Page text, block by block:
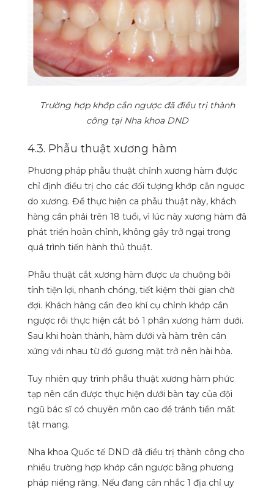
Trường hợp khớp cắn ngược đã điều trị thành
công tại Nha khoa DND
4.3. Phẫu thuật xương hàm
Phương pháp phẫu thuật chỉnh xương hàm được
chỉ định điều trị cho các đối tượng khớp cắn ngược
do xương. Để thực hiện ca phẫu thuật này, khách
hàng cần phải trên 18 tuổi, vì lúc này xương hàm đã
phát triển hoàn chỉnh, không gây trở ngại trong
quá trình tiến hành thủ thuật.
Phẫu thuật cắt xương hàm được ưa chuộng bởi
tính tiện lợi, nhanh chóng, tiết kiệm thời gian chờ
đợi. Khách hàng cần đeo khí cụ chỉnh khớp cắn
ngược rồi thực hiện cắt bỏ 1 phần xương hàm dưới.
Sau khi hoàn thành, hàm dưới và hàm trên cân
xứng với nhau từ đó gương mặt trở nên hài hòa.
Tuy nhiên quy trình phẫu thuật xương hàm phức
tạp nên cần được thực hiện dưới bàn tay của đội
ngũ bác sĩ có chuyên môn cao để tránh tiền mất
tật mang.
Nha khoa Quốc tế DND đã điều trị thành công cho
nhiều trường hợp khớp cắn ngược bằng phương
pháp niềng răng. Nếu đang cân nhắc 1 địa chỉ uy